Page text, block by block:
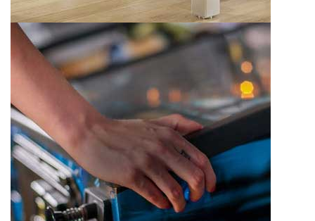
BABY FOOT SULPIE
EVOLUTION BOIS ROUGE N°
100
1 840,00 €